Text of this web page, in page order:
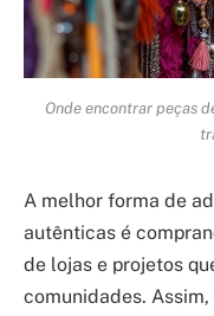
Onde encontrar peças
A melhor forma de
autênticas é
de lojas e projetos
comunidades.